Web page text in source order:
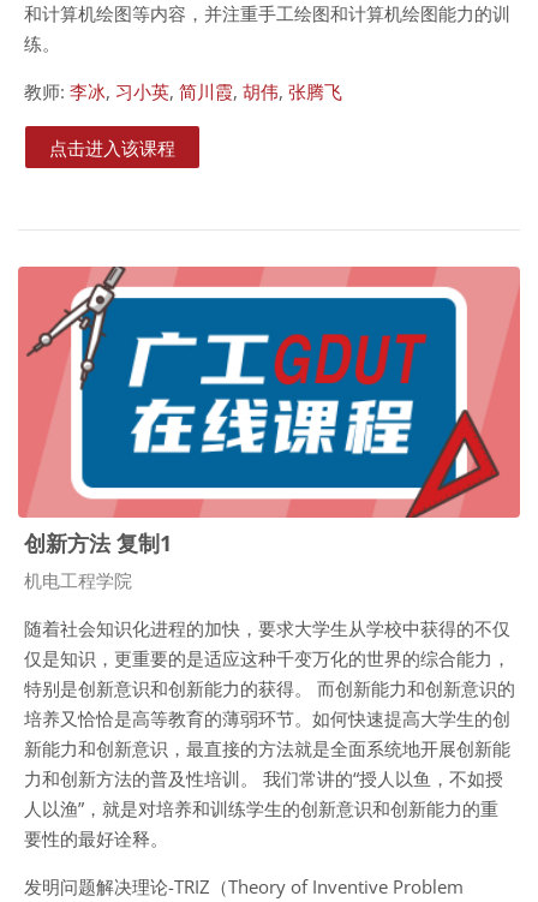
和计算机绘图等内容，并注重手工绘图和计算机绘图能力的训
练。
教师: 李冰, 习小英, 简川霞, 胡伟, 张腾飞
点击进入该课程
创新方法 复制1
课程类别
机电工程学院
随着社会知识化进程的加快，要求大学生从学校中获得的不仅
仅是知识，更重要的是适应这种千变万化的世界的综合能力，
特别是创新意识和创新能力的获得。 而创新能力和创新意识的
培养又恰恰是高等教育的薄弱环节。如何快速提高大学生的创
新能力和创新意识，最直接的方法就是全面系统地开展创新能
力和创新方法的普及性培训。 我们常讲的“授人以鱼，不如授
人以渔”，就是对培养和训练学生的创新意识和创新能力的重
要性的最好诠释。
发明问题解决理论-TRIZ（Theory of Inventive Problem